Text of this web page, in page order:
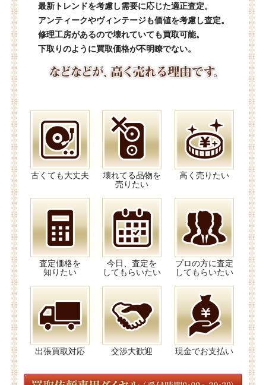
最新トレンドを考慮し需要に応じた適正査定。
アンティークやヴィンテージも価値を考慮し査定。
修理工房があるので壊れていても買取可能。
下取りのように買取価格が不明瞭でない。
古くても大丈夫
壊れてる品物を
売りたい
高く売りたい
査定価格を
知りたい
今日、査定を
してもらいたい
プロの方に査定
してもらいたい
出張買取対応 交渉大歓迎 現金でお支払い